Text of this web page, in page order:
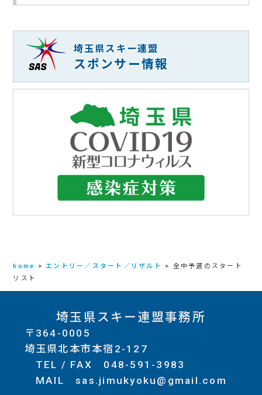
埼玉県スキー連盟
スポンサー情報
home > エントリー／スタート／リザルト > 全中予選のスタート
リスト
埼玉県スキー連盟事務所
〒364-0005
埼玉県北本市本宿2-127
TEL / FAX 048-591-3983
MAILsas.jimukyoku@gmail.com